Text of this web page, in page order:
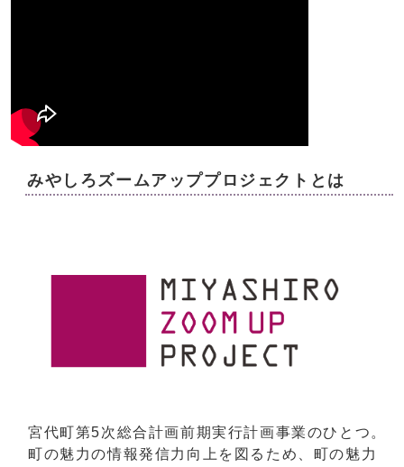
みやしろズームアッププロジェクトとは
宮代町第5次総合計画前期実行計画事業のひとつ。
町の魅力の情報発信力向上を図るため、町の魅力